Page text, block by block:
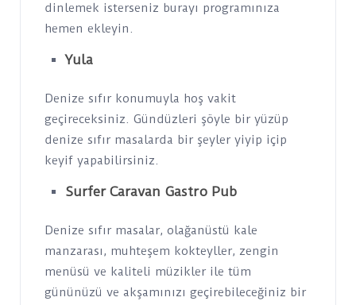
dinlemek isterseniz burayı programınıza
hemen ekleyin.
Yula
Denize sıfır konumuyla hoş vakit
geçireceksiniz. Gündüzleri şöyle bir yüzüp
denize sıfır masalarda bir şeyler yiyip içip
keyif yapabilirsiniz.
Surfer Caravan Gastro Pub
Denize sıfır masalar, olağanüstü kale
manzarası, muhteşem kokteyller, zengin
menüsü ve kaliteli müzikler ile tüm
gününüzü ve akşamınızı geçirebileceğiniz bir